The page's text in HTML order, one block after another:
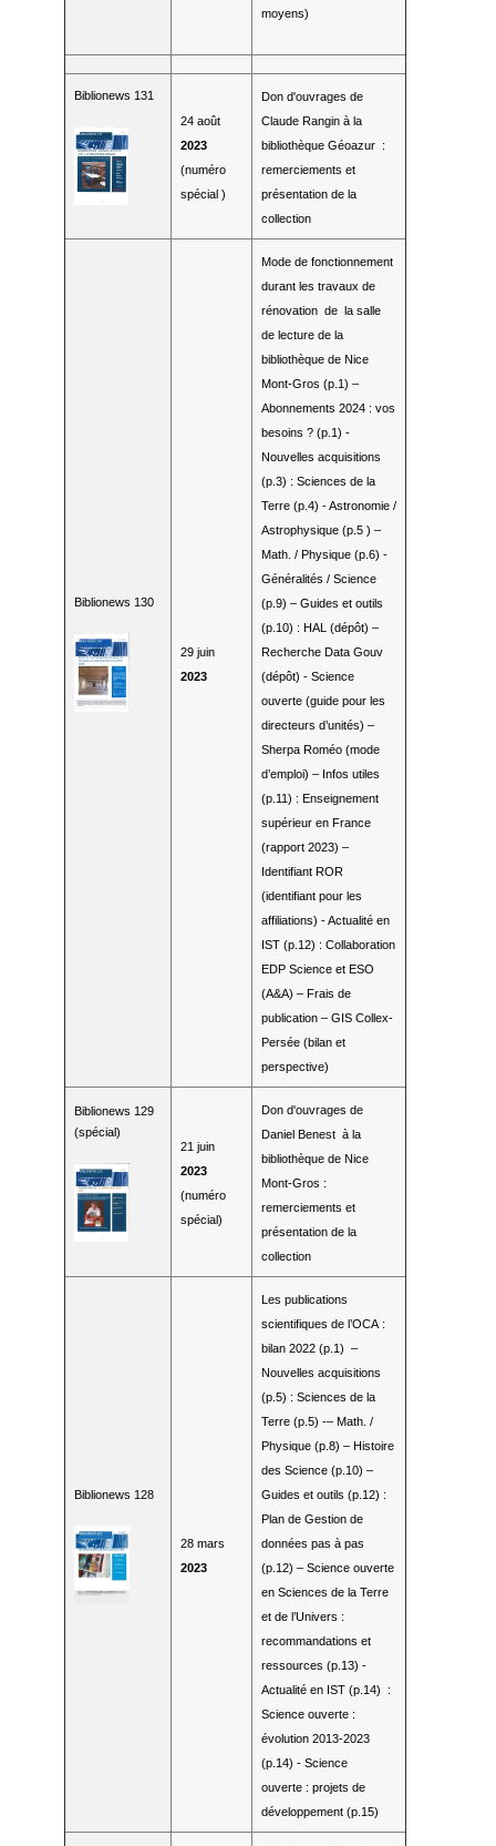
moyens)
Biblionews 131
24 août
2023
(numéro
spécial )
Don d'ouvrages de
Claude Rangin à la
bibliothèque Géoazur :
remerciements et
présentation de la
collection
Biblionews 130
29 juin
2023
Mode de fonctionnement
durant les travaux de
rénovation de la salle
de lecture de la
bibliothèque de Nice
Mont-Gros (p.1) –
Abonnements 2024 : vos
besoins ? (p.1) -
Nouvelles acquisitions
(p.3) : Sciences de la
Terre (p.4) - Astronomie /
Astrophysique (p.5 ) –
Math. / Physique (p.6) -
Généralités / Science
(p.9) – Guides et outils
(p.10) : HAL (dépôt) –
Recherche Data Gouv
(dépôt) - Science
ouverte (guide pour les
directeurs d’unités) –
Sherpa Roméo (mode
d’emploi) – Infos utiles
(p.11) : Enseignement
supérieur en France
(rapport 2023) –
Identifiant ROR
(identifiant pour les
affiliations) - Actualité en
IST (p.12) : Collaboration
EDP Science et ESO
(A&A) – Frais de
publication – GIS Collex-
Persée (bilan et
perspective)
Biblionews 129
(spécial)
21 juin
2023
(numéro
spécial)
Don d'ouvrages de
Daniel Benest à la
bibliothèque de Nice
Mont-Gros :
remerciements et
présentation de la
collection
Biblionews 128
28 mars
2023
Les publications
scientifiques de l’OCA :
bilan 2022 (p.1) –
Nouvelles acquisitions
(p.5) : Sciences de la
Terre (p.5) -– Math. /
Physique (p.8) – Histoire
des Science (p.10) –
Guides et outils (p.12) :
Plan de Gestion de
données pas à pas
(p.12) – Science ouverte
en Sciences de la Terre
et de l’Univers :
recommandations et
ressources (p.13) -
Actualité en IST (p.14) :
Science ouverte :
évolution 2013-2023
(p.14) - Science
ouverte : projets de
développement (p.15)